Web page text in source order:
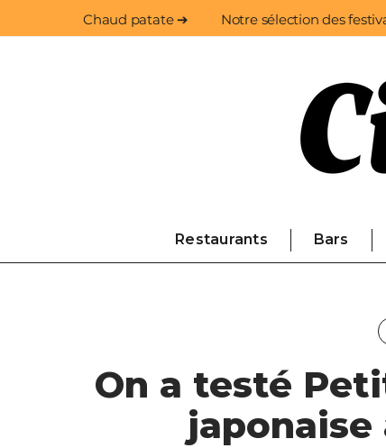
Chaud patate ➔ Notre sélection des
Restaurants Bars
On a testé
japonaise